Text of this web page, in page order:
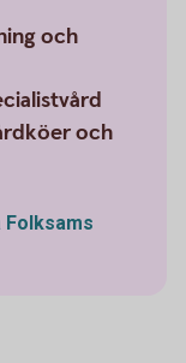
och
och
Folksams